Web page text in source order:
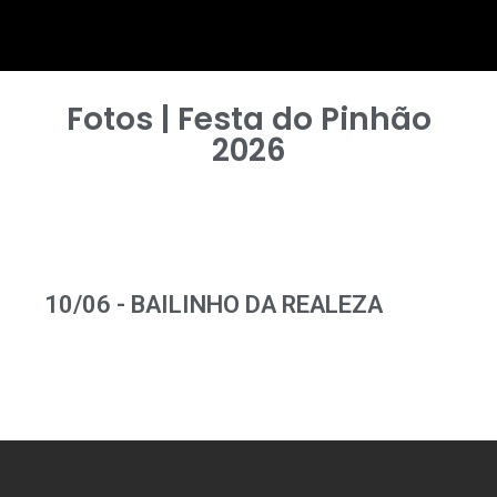
Fotos | Festa do Pinhão
2026
10/06 - BAILINHO DA REALEZA